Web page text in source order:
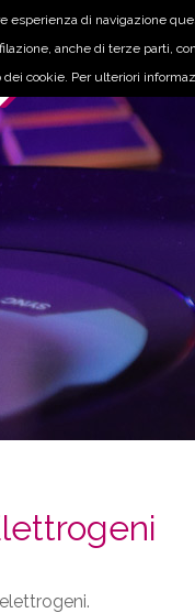
esperienza di navigazione
anche di terze parti,
cookie. Per ulteriori